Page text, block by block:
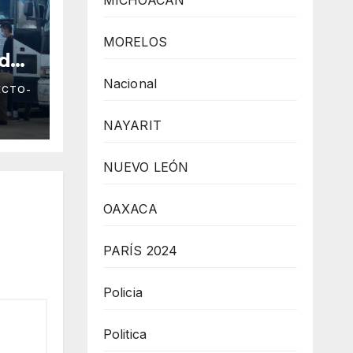
MORELOS
Nacional
NAYARIT
NUEVO LEÓN
OAXACA
PARÍS 2024
Policia
Politica